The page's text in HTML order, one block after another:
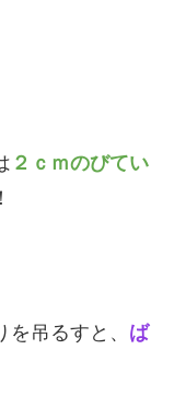
２ｃｍのびてい
を吊るすと、 ば